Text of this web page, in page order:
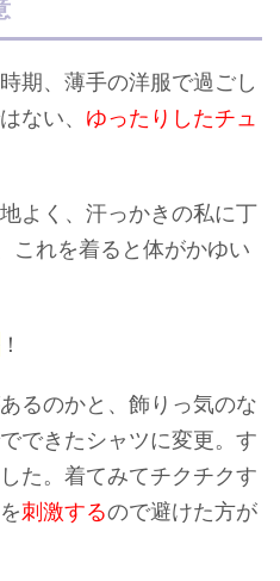
期、薄手の洋服で過ごし
ない、 ゆったりしたチュ
よく、汗っかきの私に丁
これを着ると体がかゆい
！
るのかと、飾りっ気のな
できたシャツに変更。す
た。着てみてチクチクす
刺激するので避けた方が